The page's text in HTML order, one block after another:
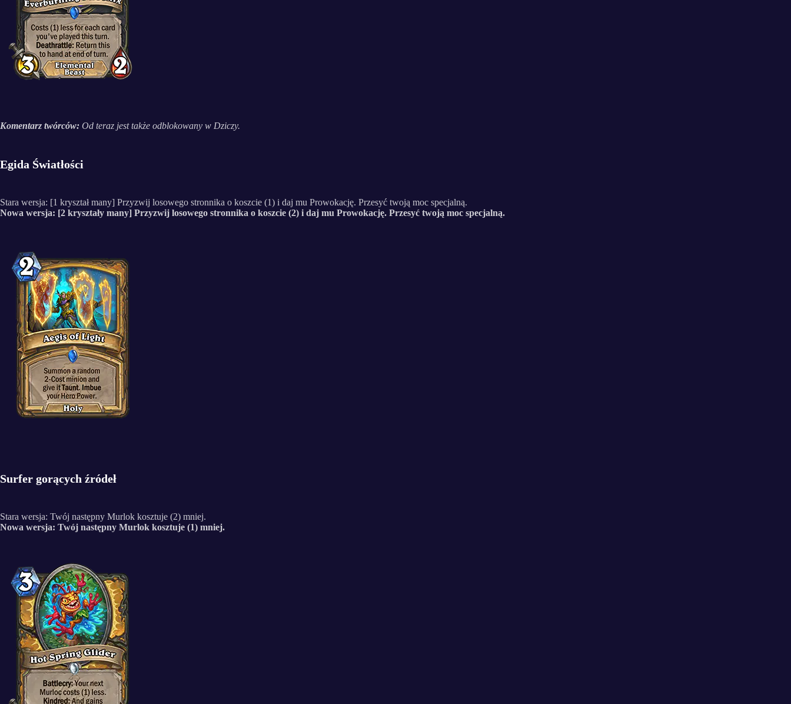
Komentarz twórców: Od teraz jest także odblokowany w Dziczy.
Egida Światłości
Stara wersja: [1 kryształ many] Przyzwij losowego stronnika o koszcie (1) i daj mu Prowokację. Przesyć twoją moc specjalną.
Nowa wersja: [2 kryształy many] Przyzwij losowego stronnika o koszcie (2) i daj mu Prowokację. Przesyć twoją moc specjalną.
Surfer gorących źródeł
Stara wersja: Twój następny Murlok kosztuje (2) mniej.
Nowa wersja: Twój następny Murlok kosztuje (1) mniej.